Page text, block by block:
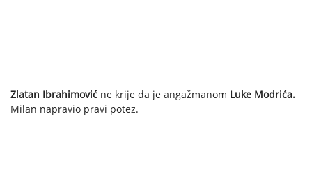
Zlatan Ibrahimović ne krije da je angažmanom Luke Modrića.
Milan napravio pravi potez.